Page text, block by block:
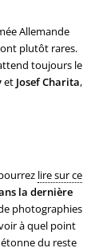
Allemande
plutôt rares.
toujours le
et Josef Charita,
lire sur ce
la dernière
photographies
à quel point
du reste